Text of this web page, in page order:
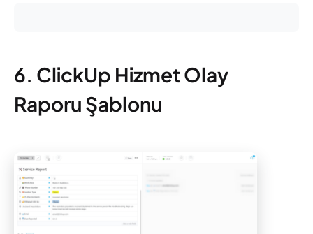
6. ClickUp Hizmet Olay
Raporu Şablonu